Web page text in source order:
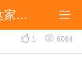

杭州打工人学英语，推荐这家十几年老牌线上机构
老牌线上机构
 1  6064